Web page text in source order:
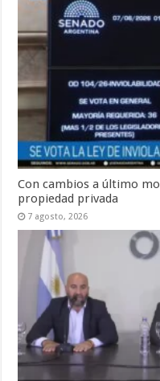
Con cambios a último
propiedad privada
7 agosto, 2026